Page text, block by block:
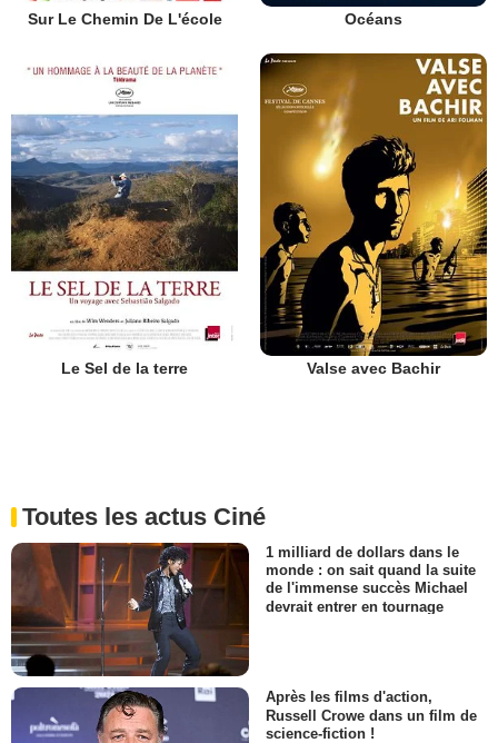
Sur Le Chemin De L'école Océans
Le Sel de la terre Valse avec Bachir
Toutes les actus Ciné
1 milliard de dollars dans le
monde : on sait quand la suite
de l'immense succès Michael
devrait entrer en tournage
Après les films d'action,
Russell Crowe dans un film de
science-fiction !